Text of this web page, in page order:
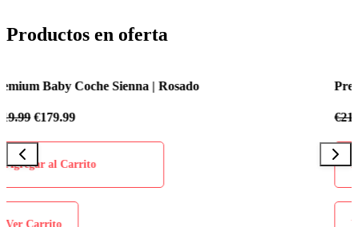
Productos en oferta
Premium Baby Coche Sienna | Azul Celeste